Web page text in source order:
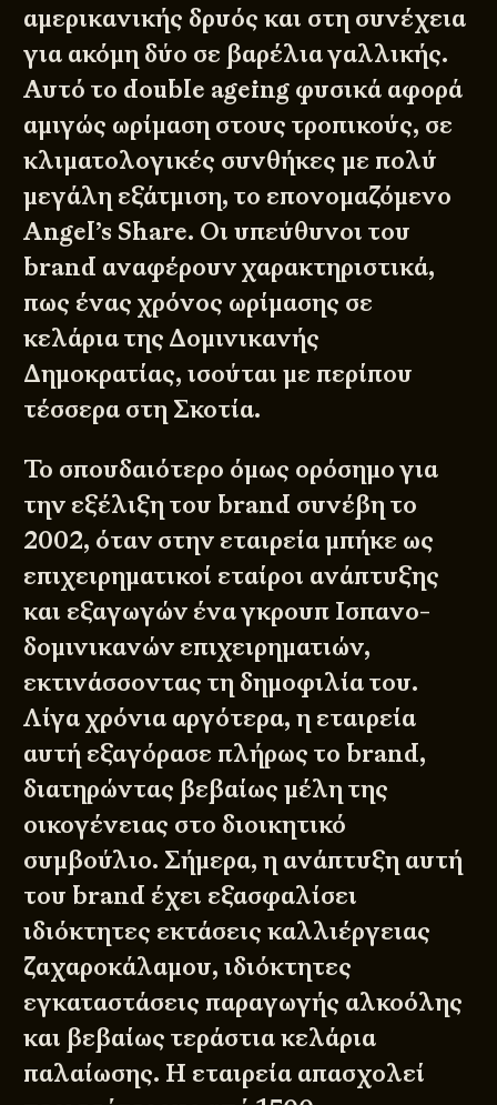
αμερικανικής δρυός και στη συνέχεια
για ακόμη δύο σε βαρέλια γαλλικής.
Αυτό το double ageing φυσικά αφορά
αμιγώς ωρίμαση στους τροπικούς, σε
κλιματολογικές συνθήκες με πολύ
μεγάλη εξάτμιση, το επονομαζόμενο
Angel’s Share. Οι υπεύθυνοι του
brand αναφέρουν χαρακτηριστικά,
πως ένας χρόνος ωρίμασης σε
κελάρια της Δομινικανής
Δημοκρατίας, ισούται με περίπου
τέσσερα στη Σκοτία.
Το σπουδαιότερο όμως ορόσημο για
την εξέλιξη του brand συνέβη το
2002, όταν στην εταιρεία μπήκε ως
επιχειρηματικοί εταίροι ανάπτυξης
και εξαγωγών ένα γκρουπ Ισπανο-
δομινικανών επιχειρηματιών,
εκτινάσσοντας τη δημοφιλία του.
Λίγα χρόνια αργότερα, η εταιρεία
αυτή εξαγόρασε πλήρως το brand,
διατηρώντας βεβαίως μέλη της
οικογένειας στο διοικητικό
συμβούλιο. Σήμερα, η ανάπτυξη αυτή
του brand έχει εξασφαλίσει
ιδιόκτητες εκτάσεις καλλιέργειας
ζαχαροκάλαμου, ιδιόκτητες
εγκαταστάσεις παραγωγής αλκοόλης
και βεβαίως τεράστια κελάρια
παλαίωσης. Η εταιρεία απασχολεί